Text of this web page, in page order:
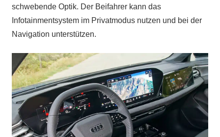
schwebende Optik. Der Beifahrer kann das
Infotainmentsystem im Privatmodus nutzen und bei der
Navigation unterstützen.